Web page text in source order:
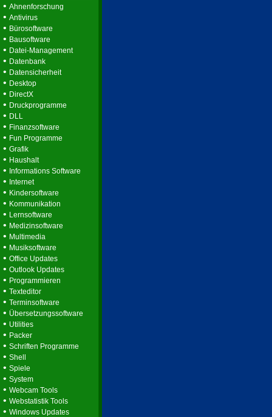
• Ahnenforschung
• Antivirus
• Bürosoftware
• Bausoftware
• Datei-Management
• Datenbank
• Datensicherheit
• Desktop
• DirectX
• Druckprogramme
• DLL
• Finanzsoftware
• Fun Programme
• Grafik
• Haushalt
• Informations Software
• Internet
• Kindersoftware
• Kommunikation
• Lernsoftware
• Medizinsoftware
• Multimedia
• Musiksoftware
• Office Updates
• Outlook Updates
• Programmieren
• Texteditor
• Terminsoftware
• Übersetzungssoftware
• Utilities
• Packer
• Schriften Programme
• Shell
• Spiele
• System
• Webcam Tools
• Webstatistik Tools
• Windows Updates